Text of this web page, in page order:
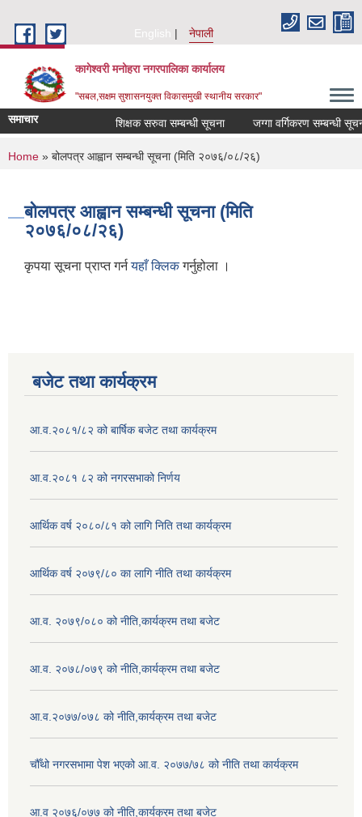
English
नेपाली
कागेश्वरी मनोहरा नगरपालिका कार्यालय
"सबल,सक्षम सुशासनयुक्त विकासमुखी स्थानीय सरकार"
समाचार शिक्षक सरुवा सम्बन्धी सूचना जग्गा वर्गिकरण सम्बन्धी सूचना
You are here
Home » बोलपत्र आह्वान सम्बन्धी सूचना (मिति २०७६/०८/२६)
बोलपत्र आह्वान सम्बन्धी सूचना (मिति
२०७६/०८/२६)
कृपया सूचना प्राप्त गर्नयहाँ क्लिकगर्नुहोला ।
बजेट तथा कार्यक्रम
आ.व.२०८१/८२ को बार्षिक बजेट तथा कार्यक्रम
आ.व.२०८१ ८२ को नगरसभाको निर्णय
आर्थिक वर्ष २०८०/८१ को लागि निति तथा कार्यक्रम
आर्थिक वर्ष २०७९/८० का लागि नीति तथा कार्यक्रम
आ.व. २०७९/०८० को नीति,कार्यक्रम तथा बजेट
आ.व. २०७८/०७९ को नीति,कार्यक्रम तथा बजेट
आ.व.२०७७/०७८ को नीति,कार्यक्रम तथा बजेट
चौँथो नगरसभामा पेश भएको आ.व. २०७७/७८ को नीति तथा कार्यक्रम
आ.व २०७६/०७७ को नीति,कार्यक्रम तथा बजेट